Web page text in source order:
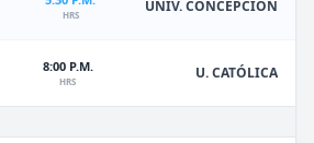
HRS UNIV. CONCEPCIÓN
8:00 P.M.
HRS U. CATÓLICA